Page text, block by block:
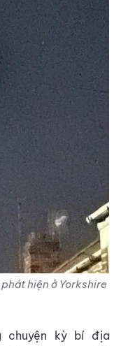
hiện ở Yorkshire
chuyện kỳ bí địa